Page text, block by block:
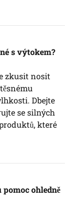
s výtokem?
zkusit nosit
Dbejte
se silných
které
ohledně